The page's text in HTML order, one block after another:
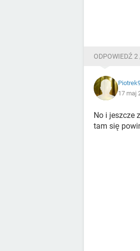
ODPOWIEDŹ
17 maj
No i jeszcze
tam się